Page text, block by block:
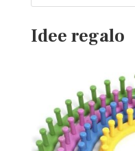
Idee regalo